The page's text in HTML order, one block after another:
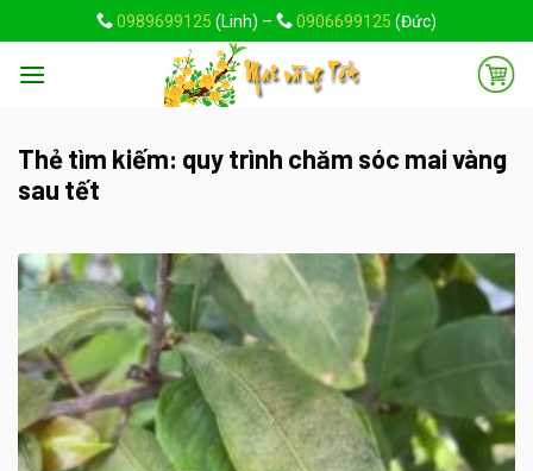
to
content
0989699125 (Linh) – 0906699125 (Đức)
Thẻ tìm kiếm: quy trình chăm sóc mai vàng
sau tết